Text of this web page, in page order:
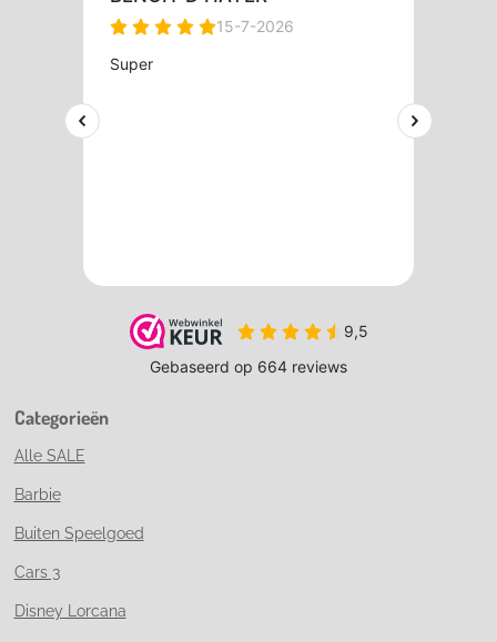
Categorieën
Alle SALE
Barbie
Buiten Speelgoed
Cars 3
Disney Lorcana